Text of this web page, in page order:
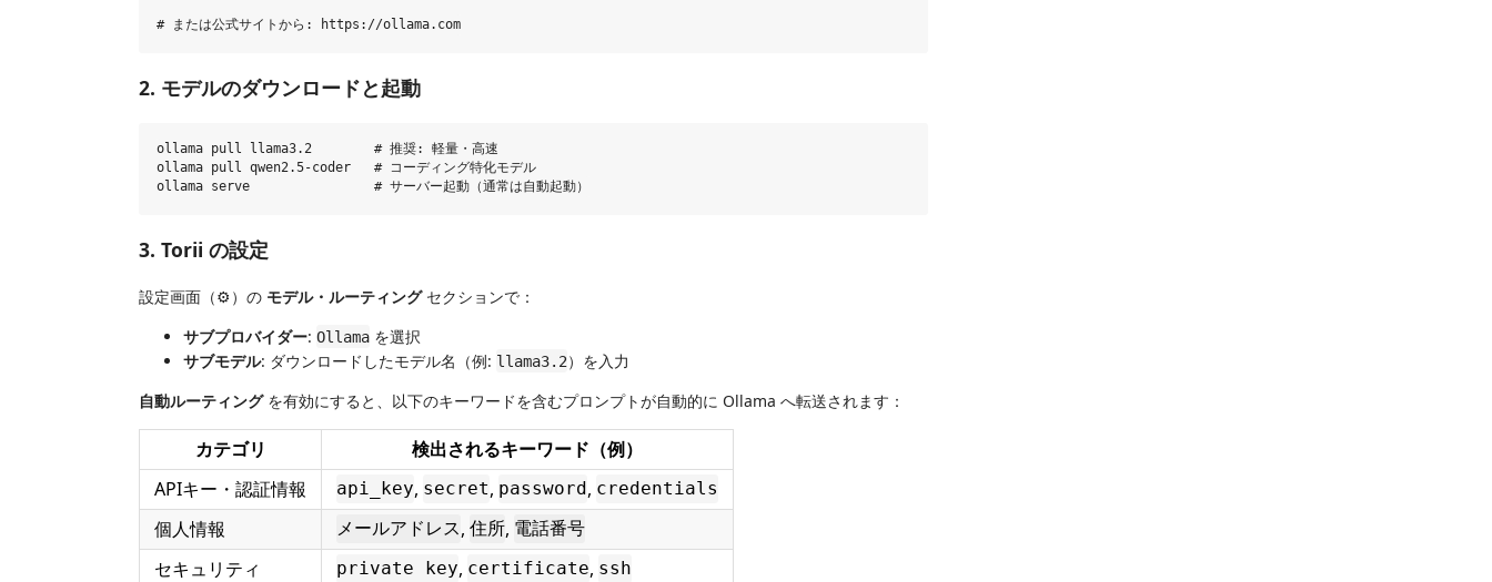
2. モデルのダウンロードと起動
ollama pull llama3.2        # 推奨: 軽量・高速
ollama pull qwen2.5-coder   # コーディング特化モデル
3. Torii の設定
設定画面（⚙️）の モデル・ルーティングセクションで：
サブプロバイダー: Ollama を選択
サブモデル: ダウンロードしたモデル名（例: llama3.2）を入力
自動ルーティングを有効にすると、以下のキーワードを含むプロンプトが自動的に Ollama へ転送されます：
カテゴリ
検出されるキーワード（例）
APIキー・認証情報
api_key, secret, password , credentials
個人情報 メールアドレス, 住所, 電話番号
セキュリティ private key, certificate, ssh